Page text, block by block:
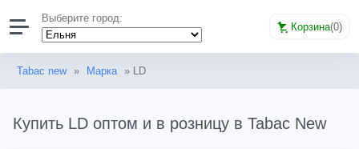
Выберите город:
Корзина(0)
Tabac new » Марка » LD
Купить LD оптом и в розницу в Tabac New